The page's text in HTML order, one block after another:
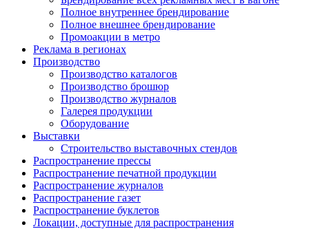
Полное внутреннее брендирование
Полное внешнее брендирование
Промоакции в метро
Реклама в регионах
Производство
Производство каталогов
Производство брошюр
Производство журналов
Галерея продукции
Оборудование
Выставки
Строительство выставочных стендов
Распространение прессы
Распространение печатной продукции
Распространение журналов
Распространение газет
Распространение буклетов
Локации, доступные для распространения